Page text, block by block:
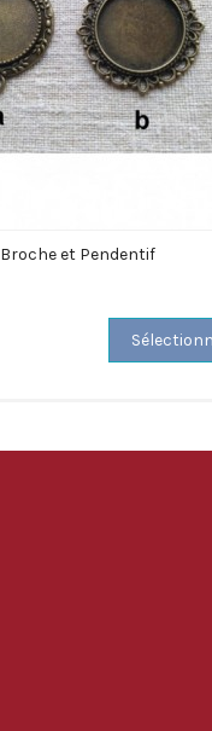
Broche et Pendentif